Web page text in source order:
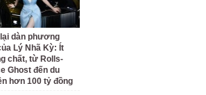
lại dàn phương
Lý Nhã Kỳ: Ít
chất, từ Rolls-
Ghost đến du
hơn 100 tỷ đồng